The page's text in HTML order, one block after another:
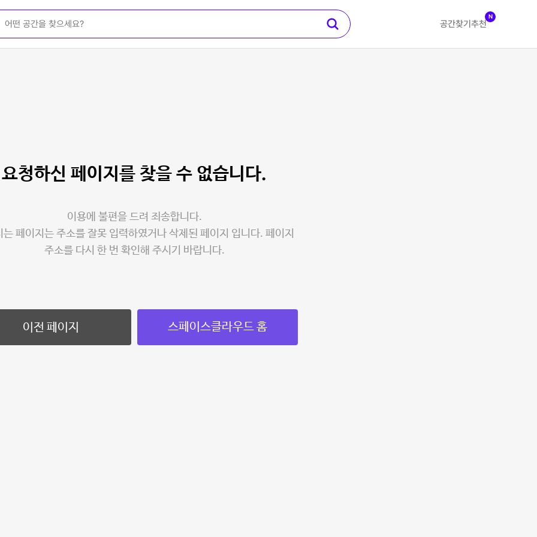
공간찾기 추천
N
요청하신 페이지를 찾을 수 없습니다.
이용에 불편을 드려 죄송합니다.
는 페이지는 주소를 잘못 입력하였거나 삭제된 페이지 입니다. 페이지
주소를 다시 한 번 확인해 주시기 바랍니다.
이전 페이지 스페이스클라우드 홈